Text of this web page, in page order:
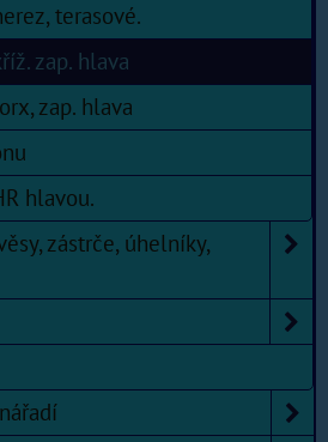
terasové.
zap. hlava
zap. hlava
hlavou.
zástrče, úhelníky,